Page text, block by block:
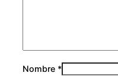
Nombre *